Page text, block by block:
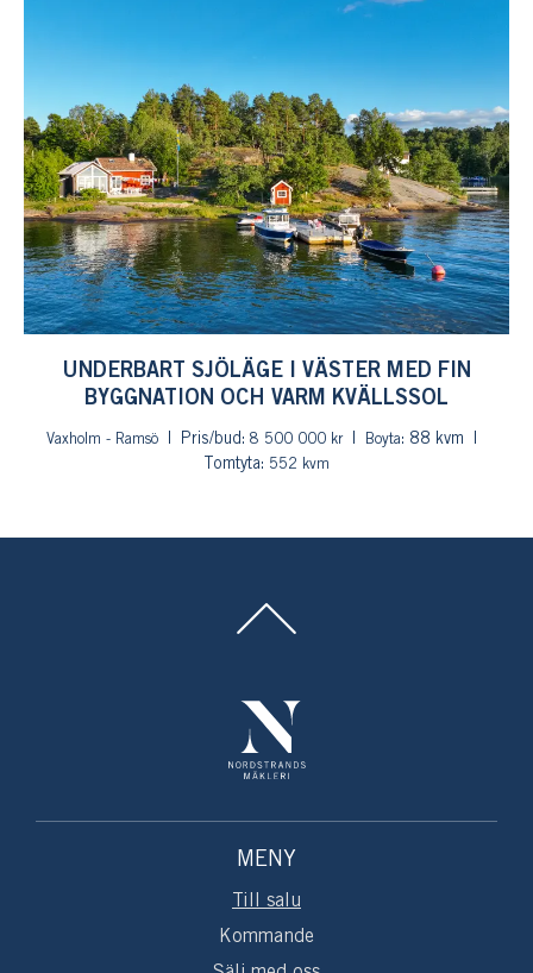
UNDERBART SJÖLÄGE I VÄSTER MED FIN
BYGGNATION OCH VARM KVÄLLSSOL
Vaxholm - Ramsö Pris/bud: 8 500 000 kr Boyta: 88 kvm
Tomtyta: 552 kvm
MENY
Till salu
Kommande